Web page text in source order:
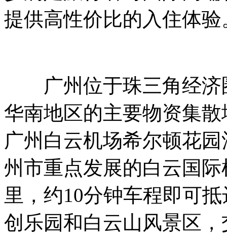
提供高性价比的入住体验
广州位于珠三角经济
华南地区的主要物资集
广州白云机场希尔顿花
州市重点发展的白云国
里，约10分钟车程即可
创乐园和白云山风景区